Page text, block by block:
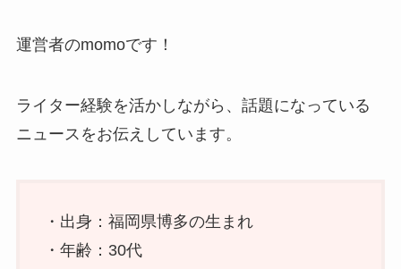
運営者のmomoです！
ライター経験を活かしながら、話題になっている
ニュースをお伝えしています。
・出身：福岡県博多の生まれ
・年齢：30代